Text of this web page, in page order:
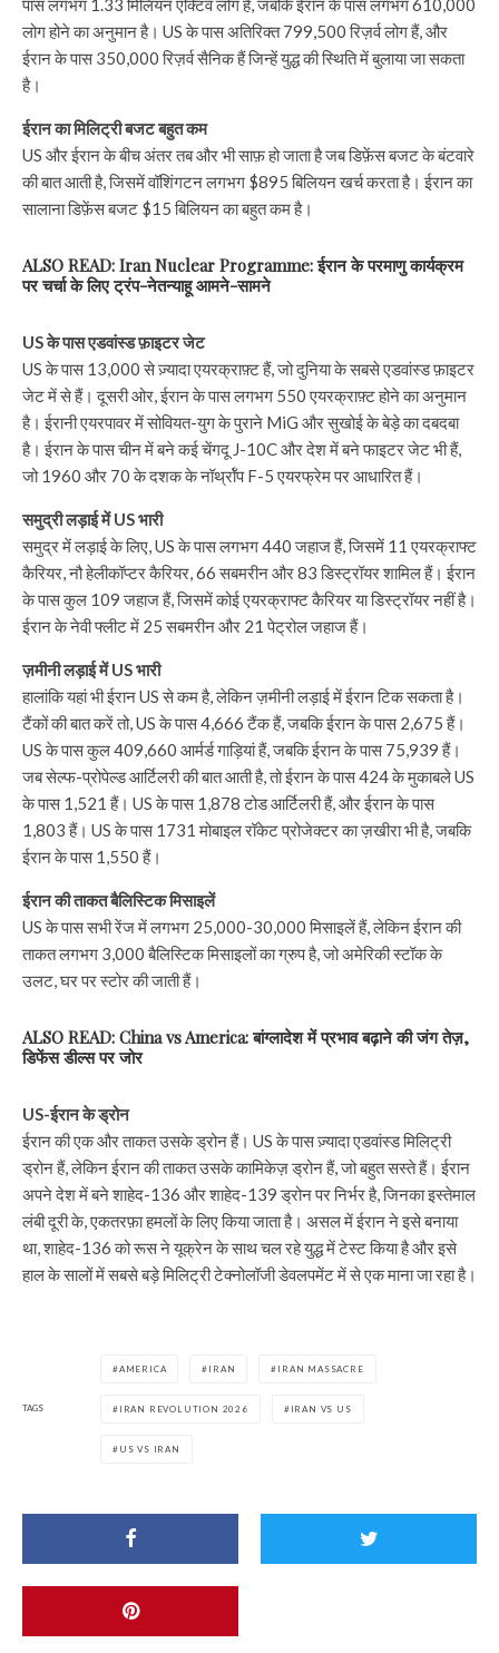
पास लगभग 1.33 मिलियन एक्टिव लोग हैं, जबकि ईरान के पास लगभग 610,000
लोग होने का अनुमान है। US के पास अतिरिक्त 799,500 रिज़र्व लोग हैं, और
ईरान के पास 350,000 रिज़र्व सैनिक हैं जिन्हें युद्ध की स्थिति में बुलाया जा सकता
है।
ईरान का मिलिट्री बजट बहुत कम
US और ईरान के बीच अंतर तब और भी साफ़ हो जाता है जब डिफ़ेंस बजट के बंटवारे
की बात आती है, जिसमें वॉशिंगटन लगभग $895 बिलियन खर्च करता है। ईरान का
सालाना डिफ़ेंस बजट $15 बिलियन का बहुत कम है।
ALSO READ: Iran Nuclear Programme: ईरान के परमाणु कार्यक्रम
पर चर्चा के लिए ट्रंप-नेतन्याहू आमने-सामने
US के पास एडवांस्ड फ़ाइटर जेट
US के पास 13,000 से ज़्यादा एयरक्राफ़्ट हैं, जो दुनिया के सबसे एडवांस्ड फ़ाइटर
जेट में से हैं। दूसरी ओर, ईरान के पास लगभग 550 एयरक्राफ़्ट होने का अनुमान
है। ईरानी एयरपावर में सोवियत-युग के पुराने MiG और सुखोई के बेड़े का दबदबा
है। ईरान के पास चीन में बने कई चेंगदू J-10C और देश में बने फाइटर जेट भी हैं,
जो 1960 और 70 के दशक के नॉर्थ्रॉप F-5 एयरफ्रेम पर आधारित हैं।
समुद्री लड़ाई में US भारी
समुद्र में लड़ाई के लिए, US के पास लगभग 440 जहाज हैं, जिसमें 11 एयरक्राफ्ट
कैरियर, नौ हेलीकॉप्टर कैरियर, 66 सबमरीन और 83 डिस्ट्रॉयर शामिल हैं। ईरान
के पास कुल 109 जहाज हैं, जिसमें कोई एयरक्राफ्ट कैरियर या डिस्ट्रॉयर नहीं है।
ईरान के नेवी फ्लीट में 25 सबमरीन और 21 पेट्रोल जहाज हैं।
ज़मीनी लड़ाई में US भारी
हालांकि यहां भी ईरान US से कम है, लेकिन ज़मीनी लड़ाई में ईरान टिक सकता है।
टैंकों की बात करें तो, US के पास 4,666 टैंक हैं, जबकि ईरान के पास 2,675 हैं।
US के पास कुल 409,660 आर्मर्ड गाड़ियां हैं, जबकि ईरान के पास 75,939 हैं।
जब सेल्फ-प्रोपेल्ड आर्टिलरी की बात आती है, तो ईरान के पास 424 के मुकाबले US
के पास 1,521 हैं। US के पास 1,878 टोड आर्टिलरी हैं, और ईरान के पास
1,803 हैं। US के पास 1731 मोबाइल रॉकेट प्रोजेक्टर का ज़खीरा भी है, जबकि
ईरान के पास 1,550 हैं।
ईरान की ताकत बैलिस्टिक मिसाइलें
US के पास सभी रेंज में लगभग 25,000-30,000 मिसाइलें हैं, लेकिन ईरान की
ताकत लगभग 3,000 बैलिस्टिक मिसाइलों का ग्रुप है, जो अमेरिकी स्टॉक के
उलट, घर पर स्टोर की जाती हैं।
ALSO READ: China vs America: बांग्लादेश में प्रभाव बढ़ाने की जंग तेज़,
डिफेंस डील्स पर जोर
US-ईरान के ड्रोन
ईरान की एक और ताकत उसके ड्रोन हैं। US के पास ज़्यादा एडवांस्ड मिलिट्री
ड्रोन हैं, लेकिन ईरान की ताकत उसके कामिकेज़ ड्रोन हैं, जो बहुत सस्ते हैं। ईरान
अपने देश में बने शाहेद-136 और शाहेद-139 ड्रोन पर निर्भर है, जिनका इस्तेमाल
लंबी दूरी के, एकतरफ़ा हमलों के लिए किया जाता है। असल में ईरान ने इसे बनाया
था, शाहेद-136 को रूस ने यूक्रेन के साथ चल रहे युद्ध में टेस्ट किया है और इसे
हाल के सालों में सबसे बड़े मिलिट्री टेक्नोलॉजी डेवलपमेंट में से एक माना जा रहा है।
TAGS
AMERICA IRAN IRAN MASSACRE
IRAN REVOLUTION 2026 IRAN VS US
US VS IRAN